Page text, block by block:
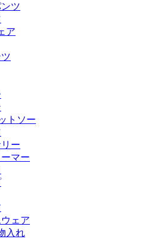
ツ
ア
トソー
ー
マー
ェア
入れ